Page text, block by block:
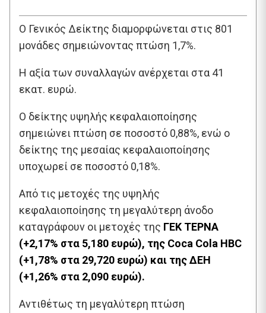
O Γενικός Δείκτης διαμορφώνεται στις 801
μονάδες σημειώνοντας πτώση 1,7%.
Η αξία των συναλλαγών ανέρχεται στα 41
εκατ. ευρώ.
Ο δείκτης υψηλής κεφαλαιοποίησης
σημειώνει πτώση σε ποσοστό 0,88%, ενώ ο
δείκτης της μεσαίας κεφαλαιοποίησης
υποχωρεί σε ποσοστό 0,18%.
Από τις μετοχές της υψηλής
κεφαλαιοποίησης τη μεγαλύτερη άνοδο
καταγράφουν οι μετοχές της ΓΕΚ ΤΕΡΝΑ
(+2,17% στα 5,180 ευρώ), της Coca Cola HBC
(+1,78% στα 29,720 ευρώ) και της ΔΕΗ
(+1,26% στα 2,090 ευρώ).
Αντιθέτως τη μεγαλύτερη πτώση